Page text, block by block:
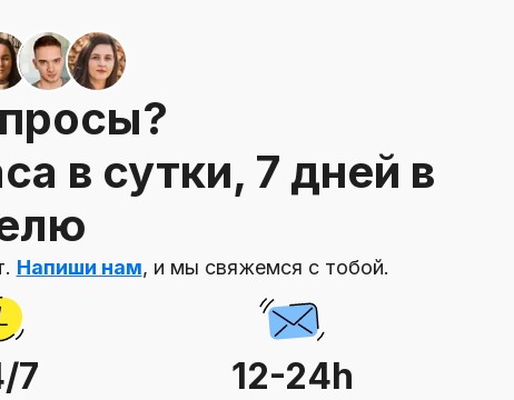
в сутки, 7 дней в
Напиши нам, и мы свяжемся с тобой.
7 12-24h